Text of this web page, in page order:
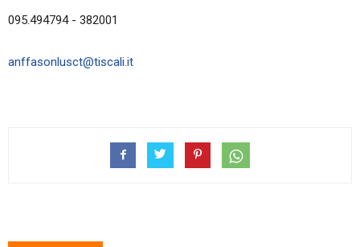
095.494794 - 382001
anffasonlusct@tiscali.it